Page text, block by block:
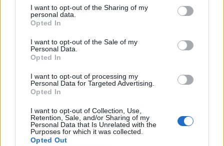
I want to opt-out of the Sharing of my
personal data.
Opted In
I want to opt-out of the Sale of my
Personal Data.
Opted In
I want to opt-out of processing my
Personal Data for Targeted Advertising.
Opted In
I want to opt-out of Collection, Use,
Retention, Sale, and/or Sharing of my
Personal Data that Is Unrelated with the
Purposes for which it was collected.
Opted Out
Add stonisi.gr on Google ↗
ΣΤΗΝ ΙΔΙΑ ΚΑΤΗΓΟΡΙΑ
Έσβησε ένα ξεχωριστό κομμάτι
της ιστορίας του Πολιχνίτου
Θλίψη για την απώλεια του
Ελευθέριου Συκά, του ανθρώπου
που συνέδεσε το όνομά του με τα
αναψυκτικά ΚΡΥΣΤΑΛ, την
ευγένεια και τη γενναιοδωρία